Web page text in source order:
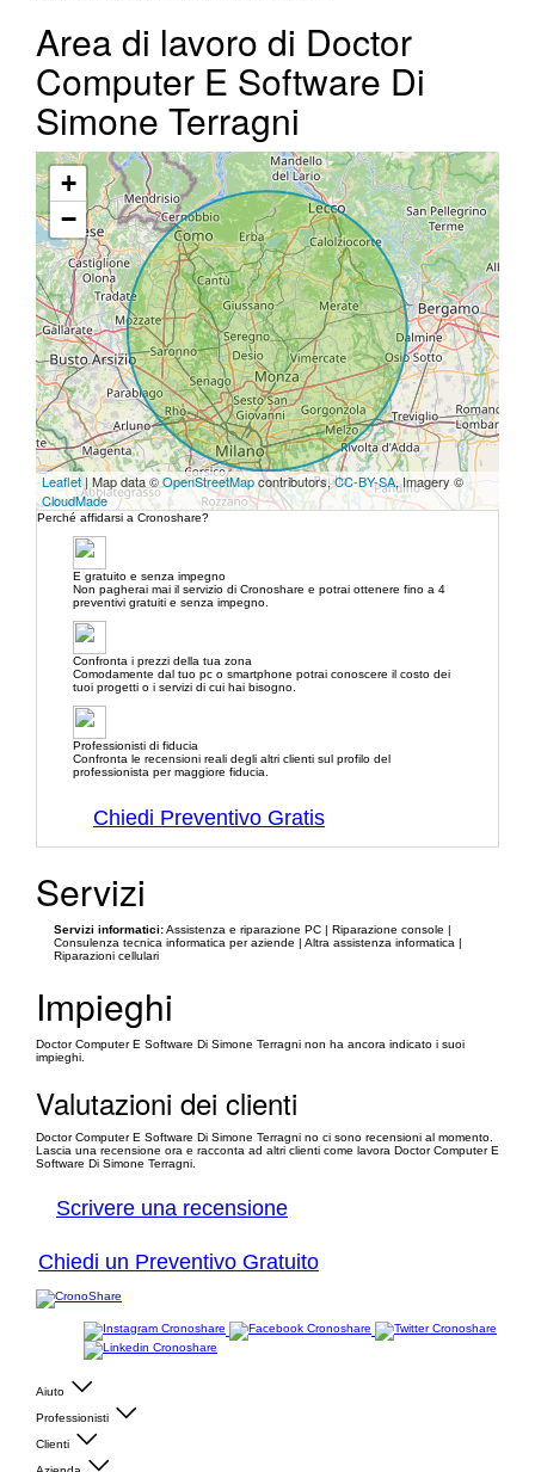
Area di lavoro di Doctor
Computer E Software Di
Simone Terragni
+
−
Leaflet | Map data ©OpenStreetMapcontributors,CC-BY-SA, Imagery ©
CloudMade
Perché affidarsi a Cronoshare?
E gratuito e senza impegno
Non pagherai mai il servizio di Cronoshare e potrai ottenere fino a 4
preventivi gratuiti e senza impegno.
Confronta i prezzi della tua zona
Comodamente dal tuo pc o smartphone potrai conoscere il costo dei
tuoi progetti o i servizi di cui hai bisogno.
Professionisti di fiducia
Confronta le recensioni reali degli altri clienti sul profilo del
professionista per maggiore fiducia.
Chiedi Preventivo Gratis
Servizi
Servizi informatici:Assistenza e riparazione PC | Riparazione console |
Consulenza tecnica informatica per aziende | Altra assistenza informatica |
Riparazioni cellulari
Impieghi
Doctor Computer E Software Di Simone Terragni non ha ancora indicato i suoi
impieghi.
Valutazioni dei clienti
Doctor Computer E Software Di Simone Terragni no ci sono recensioni al momento.
Lascia una recensione ora e racconta ad altri clienti come lavora Doctor Computer E
Software Di Simone Terragni.
Scrivere una recensione
Chiedi un Preventivo Gratuito
Aiuto
Professionisti
Clienti